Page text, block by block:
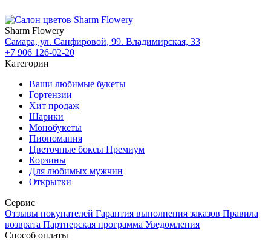
Sharm Flowery
Самара, ул. Санфировой, 99. Владимирская, 33
+7 906 126-02-20
Категории
Ваши любимые букеты
Гортензии
Хит продаж
Шарики
Монобукеты
Пиономания
Цветочные боксы Премиум
Корзины
Для любимых мужчин
Открытки
Сервис
Отзывы покупателей Гарантия выполнения заказов Правила
возврата Партнерская программа Уведомления
Способ оплаты